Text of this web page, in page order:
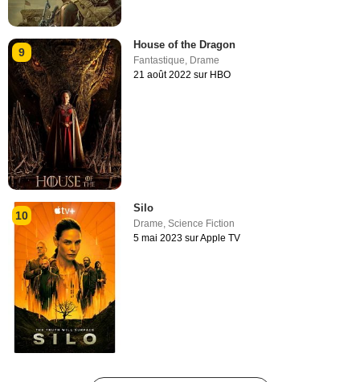
9
House of the Dragon
Fantastique Drame
21 août 2022 sur HBO
10
Silo
Drame,Science Fiction
5 mai 2023 sur Apple TV